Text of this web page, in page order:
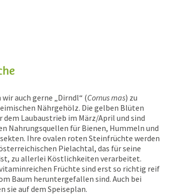
auch gerne „Dirndl“ (Cornus mas) zu
Nährgehölz. Die gelben Blüten
dem Laubaustrieb im März/April und sind
Nahrungsquellen für Bienen, Hummeln und
Ihre ovalen roten Steinfrüchte werden
Pielachtal, das für seine
zu allerlei Köstlichkeiten verarbeitet.
Früchte sind erst so richtig reif
Baum heruntergefallen sind. Auch bei
sie auf dem Speiseplan.